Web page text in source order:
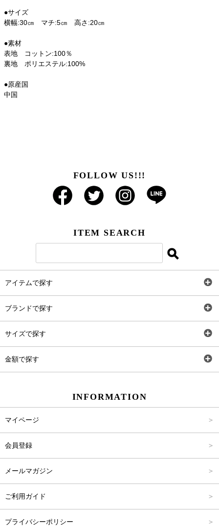
●サイズ
横幅:30㎝ マチ:5㎝ 高さ:20㎝
●素材
表地 コットン:100％
裏地 ポリエステル:100%
●原産国
中国
FOLLOW US!!!
ITEM SEARCH
アイテムで探す
ブランドで探す
サイズで探す
金額で探す
2,001円～4,000円
INFORMATION
マイページ
会員登録
メールマガジン
ご利用ガイド
プライバシーポリシー